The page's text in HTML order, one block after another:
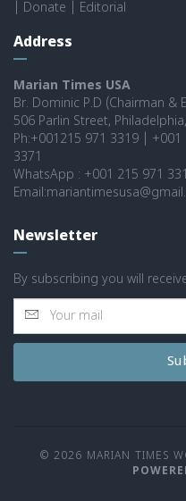
Donate Editorial
Address
Marian Times USA
Br. Dominic P.D (Chairman &
506 Parlin Street,
Ph:+001215 971 3319 |
3371
WhatsApp : +001 215 971
Newsletter
By subscribing you will
© 2026 MARIAN TIMES